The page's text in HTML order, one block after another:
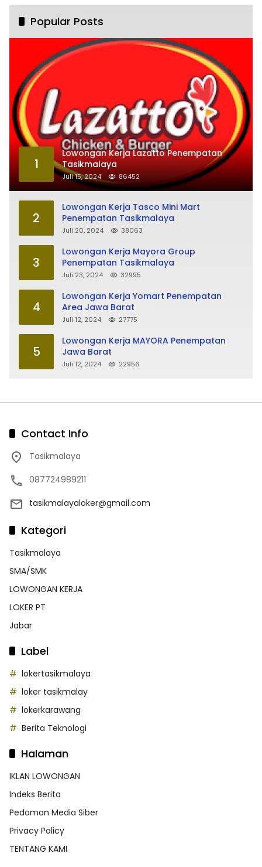
Popular Posts
1
Lowongan Kerja Lazatto Penempatan
Tasikmalaya
Juli 15, 2024 86452
2
Lowongan Kerja Tasco Mini Mart
Penempatan Tasikmalaya
Juli 20, 2024 38063
3
Lowongan Kerja Mayora Group
Penempatan Tasikmalaya
Juli 23, 2024 32995
4
Lowongan Kerja Yomart Penempatan
Area Jawa Barat
Juli 12, 2024 27775
5
Lowongan Kerja MAYORA Penempatan
Jawa Barat
Juli 12, 2024 22956
Contact Info
Tasikmalaya
087724989211
tasikmalayaloker@gmail.com
Kategori
Tasikmalaya
SMA/SMK
LOWONGAN KERJA
LOKER PT
Jabar
Label
lokertasikmalaya
loker tasikmalay
lokerkarawang
Berita Teknologi
Halaman
IKLAN LOWONGAN
Indeks Berita
Pedoman Media Siber
Privacy Policy
TENTANG KAMI